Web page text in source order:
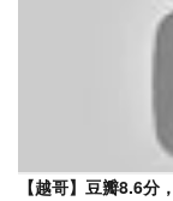
【越哥】豆瓣8.6分